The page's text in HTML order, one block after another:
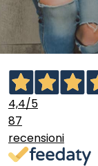
4,4/5
87
recensioni